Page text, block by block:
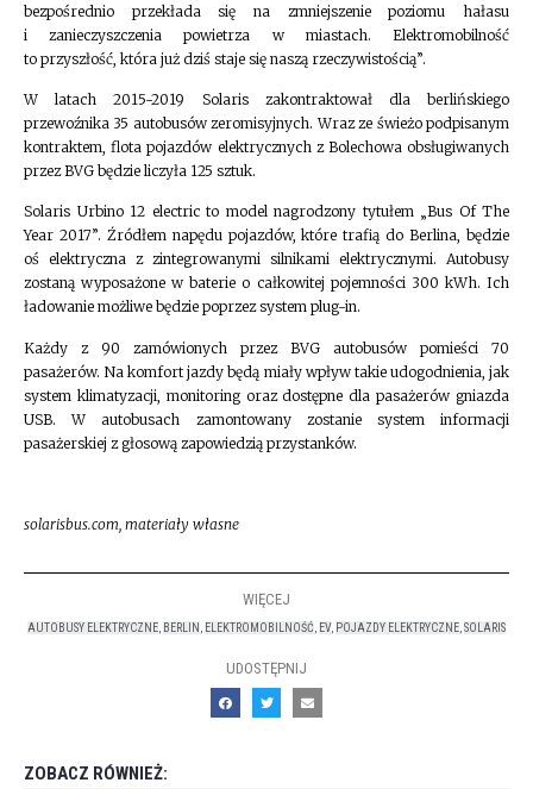
bezpośrednio przekłada się na zmniejszenie poziomu hałasu
i zanieczyszczenia powietrza w miastach. Elektromobilność
to przyszłość, która już dziś staje się naszą rzeczywistością”.
W latach 2015-2019 Solaris zakontraktował dla berlińskiego
przewoźnika 35 autobusów zeromisyjnych. Wraz ze świeżo podpisanym
kontraktem, flota pojazdów elektrycznych z Bolechowa obsługiwanych
przez BVG będzie liczyła 125 sztuk.
Solaris Urbino 12 electric to model nagrodzony tytułem „Bus Of The
Year 2017”. Źródłem napędu pojazdów, które trafią do Berlina, będzie
oś elektryczna z zintegrowanymi silnikami elektrycznymi. Autobusy
zostaną wyposażone w baterie o całkowitej pojemności 300 kWh. Ich
ładowanie możliwe będzie poprzez system plug-in.
Każdy z 90 zamówionych przez BVG autobusów pomieści 70
pasażerów. Na komfort jazdy będą miały wpływ takie udogodnienia, jak
system klimatyzacji, monitoring oraz dostępne dla pasażerów gniazda
USB. W autobusach zamontowany zostanie system informacji
pasażerskiej z głosową zapowiedzią przystanków.
solarisbus.com, materiały własne
WIĘCEJ
AUTOBUSY ELEKTRYCZNE BERLIN ELEKTROMOBILNOŚĆ EV, POJAZDY ELEKTRYCZNE SOLARIS
UDOSTĘPNIJ
ZOBACZ RÓWNIEŻ: